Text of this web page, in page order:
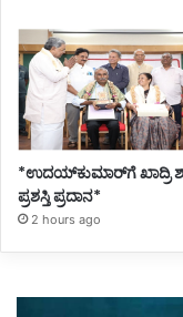
*ಉದಯ್‌ಕುಮಾರ್‌ಗೆ ಖಾದ್ರಿ
ಪ್ರಶಸ್ತಿ ಪ್ರದಾನ*
2 hours ago